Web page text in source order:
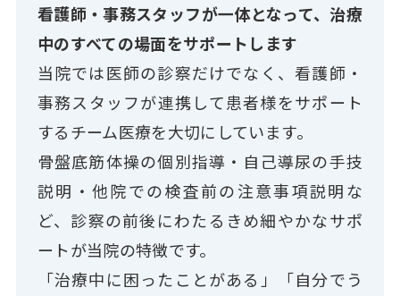
看護師・事務スタッフが一体となって、治療
中のすべての場面をサポートします
当院では医師の診察だけでなく、看護師・
事務スタッフが連携して患者様をサポート
するチーム医療を大切にしています。
骨盤底筋体操の個別指導・自己導尿の手技
説明・他院での検査前の注意事項説明な
ど、診察の前後にわたるきめ細やかなサポ
ートが当院の特徴です。
「治療中に困ったことがある」「自分でう